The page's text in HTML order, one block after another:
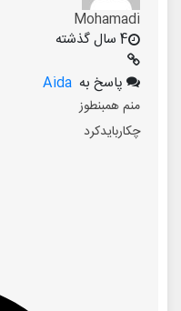
Mohamadi
4 سال گذشته
پاسخ به Aida
منم همبنطوز
چکاربایدکرد